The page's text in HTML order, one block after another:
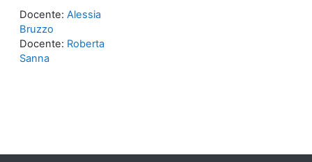
Docente: Alessia
Bruzzo
Docente: Roberta
Sanna